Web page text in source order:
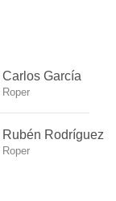
Carlos García
Roper
Rubén Rodríguez
Roper